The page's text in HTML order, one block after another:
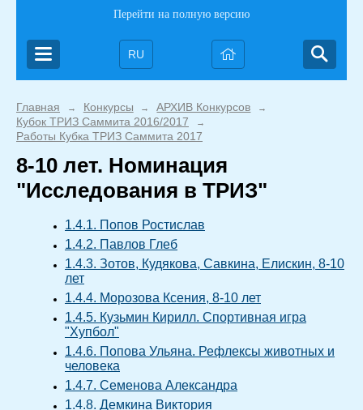
Перейти на полную версию
RU
Главная → Конкурсы → АРХИВ Конкурсов →
Кубок ТРИЗ Саммита 2016/2017 →
Работы Кубка ТРИЗ Саммита 2017
8-10 лет. Номинация
"Исследования в ТРИЗ"
1.4.1. Попов Ростислав
1.4.2. Павлов Глеб
1.4.3. Зотов, Кудякова, Савкина, Елискин, 8-10
лет
1.4.4. Морозова Ксения, 8-10 лет
1.4.5. Кузьмин Кирилл. Спортивная игра
"Хупбол"
1.4.6. Попова Ульяна. Рефлексы животных и
человека
1.4.7. Семенова Александра
1.4.8. Демкина Виктория